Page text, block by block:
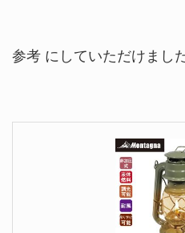
参考 にしていただけまし